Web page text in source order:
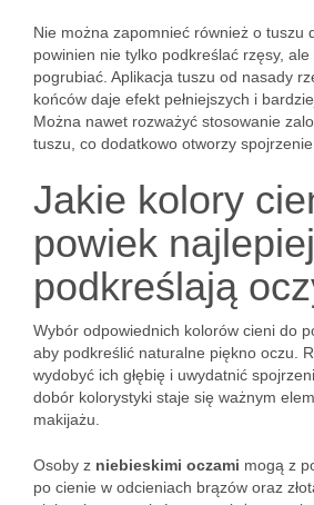
Nie można zapomnieć również o tuszu
powinien nie tylko podkreślać rzęsy, ale
pogrubiać. Aplikacja tuszu od nasady
końców daje efekt pełniejszych i
Można nawet rozważyć stosowanie
tuszu, co dodatkowo otworzy spojrzenie.
Jakie kolory
powiek najlepiej
podkreślają
Wybór odpowiednich kolorów cieni do
aby podkreślić naturalne piękno oczu.
wydobyć ich głębię i uwydatnić
dobór kolorystyki staje się ważnym
makijażu.
Osoby z niebieskimi oczami mogą z
po cienie w odcieniach brązów oraz